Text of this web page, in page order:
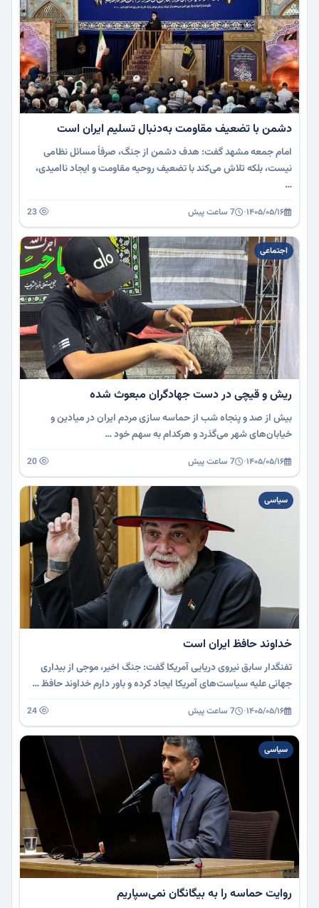
دشمن با تضعیف مقاومت به‌دنبال تسلیم ایران است
امام جمعه مشهد گفت: هدف دشمن از جنگ، صرفاً مسائل نظامی
نیست، بلکه تلاش می‌کند با تضعیف روحیه مقاومت و ایجاد ناامیدی،
…
۱۴۰۵/۰۵/۱۶· 7 ساعت پیش
اجتماعی
ریش و قیچی در دست جهادگران مبعوث شده
بیش از صد و پنجاه شب از حماسه سازی مردم ایران در میادین و
خیابان‌های شهر می‌گذرد و هرکدام به سهم خود …
۱۴۰۵/۰۵/۱۶· 7 ساعت پیش
سیاسی
خداوند حافظ ایران است
تفنگدار سابق نیروی دریایی آمریکا گفت: جنگ اخیر، موجی از بیداری
جهانی علیه سیاست‌های آمریکا ایجاد کرده و باور دارم خداوند حافظ …
۱۴۰۵/۰۵/۱۶· 7 ساعت پیش
سیاسی
روایت حماسه را به بیگانگان نمی‌سپاریم